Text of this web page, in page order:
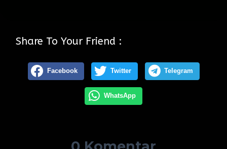
Share To Your Friend :
Facebook Twitter Telegram
WhatsApp